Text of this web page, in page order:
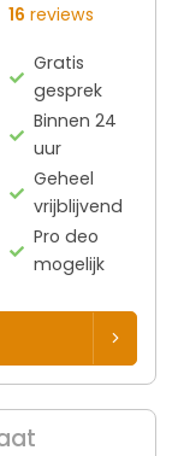
16 reviews
Gratis
gesprek
Binnen 24
uur
Geheel
vrijblijvend
Pro deo
mogelijk